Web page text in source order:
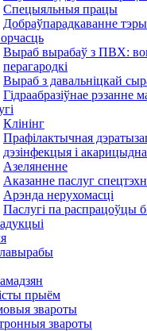
Спецыяльныя працы
Добраўпарадкаванне
Выраб вырабаў з ПВХ:
перагародкі
Выраб з давальніцкай
Гідраабразіўнае рэзанне
Клінінг
Прафілактычная
дэзінфекцыя і
Азеляненне
Аказанне паслуг
Арэнда нерухомасці
Паслугі па распрацоўцы
прыём
звароты
звароты